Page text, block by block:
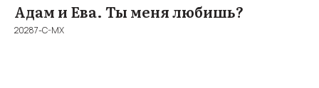
Адам и Ева. Ты меня любишь?
20287-C-MX